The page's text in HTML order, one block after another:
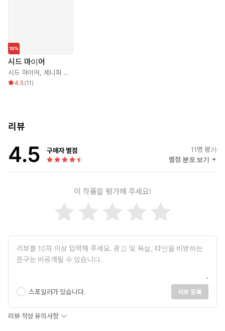
시드 마이어
시드 마이어, 제니퍼 리 누넌
4.5(11 )
리뷰
4.5 구매자 별점 11명 평가
별점 분포 보기
이 작품을 평가해 주세요!
스포일러가 있습니다. 리뷰 등록
리뷰 작성 유의사항